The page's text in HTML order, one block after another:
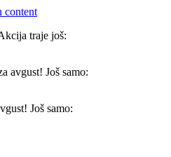
content
traje još:
avgust! Još samo:
Još samo: